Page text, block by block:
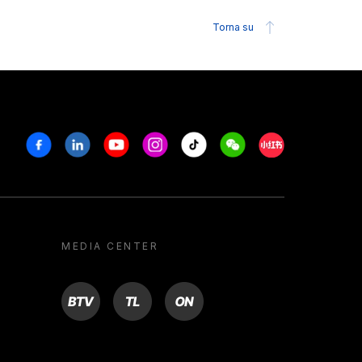
Torna su
FacebookLinkedinYoutubeInstagram
Tiktok WeechatXiaohongshu/
MEDIA CENTER
BTV TL ON